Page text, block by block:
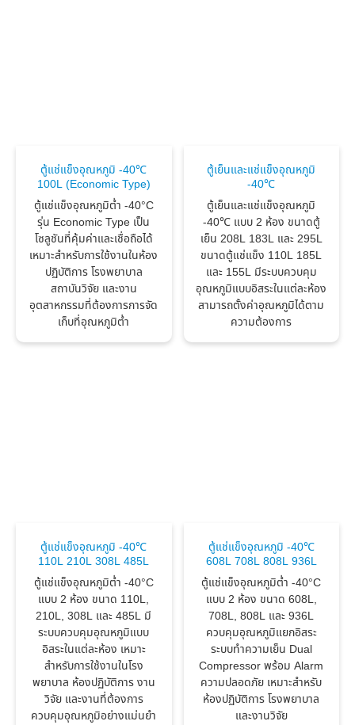
ตู้แช่แข็งอุณหภูมิ -40℃
100L (Economic Type)
ตู้แช่แข็งอุณหภูมิต่ำ -40°C
รุ่น Economic Type เป็น
โซลูชันที่คุ้มค่าและเชื่อถือได้
เหมาะสำหรับการใช้งานในห้อง
ปฏิบัติการ โรงพยาบาล
สถาบันวิจัย และงาน
อุตสาหกรรมที่ต้องการการจัด
เก็บที่อุณหภูมิต่ำ
ตู้เย็นและแช่แข็งอุณหภูมิ
-40℃
ตู้เย็นและแช่แข็งอุณหภูมิ
-40℃ แบบ 2 ห้อง ขนาดตู้
เย็น 208L 183L และ 295L
ขนาดตู้แช่แข็ง 110L 185L
และ 155L มีระบบควบคุม
อุณหภูมิแบบอิสระในแต่ละห้อง
สามารถตั้งค่าอุณหภูมิได้ตาม
ความต้องการ
ตู้แช่แข็งอุณหภูมิ -40℃
110L 210L 308L 485L
ตู้แช่แข็งอุณหภูมิต่ำ -40°C
แบบ 2 ห้อง ขนาด 110L,
210L, 308L และ 485L มี
ระบบควบคุมอุณหภูมิแบบ
อิสระในแต่ละห้อง เหมาะ
สำหรับการใช้งานในโรง
พยาบาล ห้องปฏิบัติการ งาน
วิจัย และงานที่ต้องการ
ควบคุมอุณหภูมิอย่างแม่นยำ
ตู้แช่แข็งอุณหภูมิ -40℃
608L 708L 808L 936L
ตู้แช่แข็งอุณหภูมิต่ำ -40°C
แบบ 2 ห้อง ขนาด 608L,
708L, 808L และ 936L
ควบคุมอุณหภูมิแยกอิสระ
ระบบทำความเย็น Dual
Compressor พร้อม Alarm
ความปลอดภัย เหมาะสำหรับ
ห้องปฏิบัติการ โรงพยาบาล
และงานวิจัย